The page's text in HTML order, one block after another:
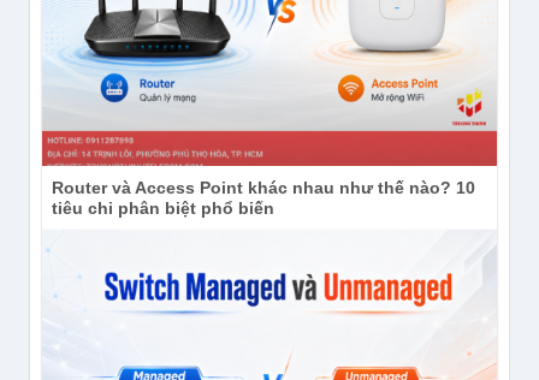
Router và Access Point khác nhau như thế nào? 10
tiêu chi phân biệt phổ biến